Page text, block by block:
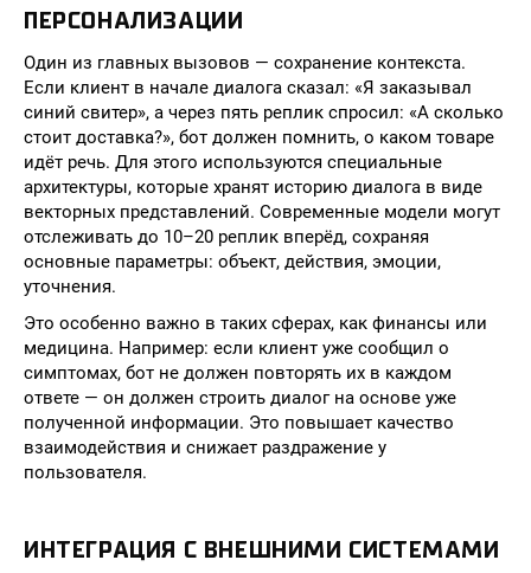
ПЕРСОНАЛИЗАЦИИ
Один из главных вызовов — сохранение контекста.
Если клиент в начале диалога сказал: «Я заказывал
синий свитер», а через пять реплик спросил: «А сколько
стоит доставка?», бот должен помнить, о каком товаре
идёт речь. Для этого используются специальные
архитектуры, которые хранят историю диалога в виде
векторных представлений. Современные модели могут
отслеживать до 10–20 реплик вперёд, сохраняя
основные параметры: объект, действия, эмоции,
уточнения.
Это особенно важно в таких сферах, как финансы или
медицина. Например: если клиент уже сообщил о
симптомах, бот не должен повторять их в каждом
ответе — он должен строить диалог на основе уже
полученной информации. Это повышает качество
взаимодействия и снижает раздражение у
пользователя.
ИНТЕГРАЦИЯ С ВНЕШНИМИ СИСТЕМАМИ